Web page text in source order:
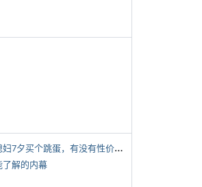
*
想请教有经验的蛋友，想给媳妇7夕买个跳蛋，有没有性价比高的推荐
解的内幕